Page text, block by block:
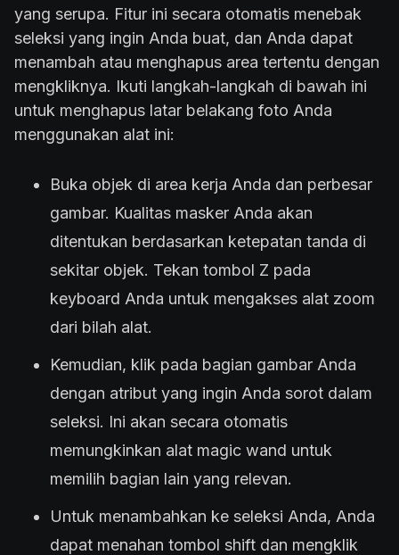
yang serupa. Fitur ini secara otomatis menebak
seleksi yang ingin Anda buat, dan Anda dapat
menambah atau menghapus area tertentu dengan
mengkliknya. Ikuti langkah-langkah di bawah ini
untuk menghapus latar belakang foto Anda
menggunakan alat ini:
Buka objek di area kerja Anda dan perbesar
gambar. Kualitas masker Anda akan
ditentukan berdasarkan ketepatan tanda di
sekitar objek. Tekan tombol Z pada
keyboard Anda untuk mengakses alat zoom
dari bilah alat.
Kemudian, klik pada bagian gambar Anda
dengan atribut yang ingin Anda sorot dalam
seleksi. Ini akan secara otomatis
memungkinkan alat magic wand untuk
memilih bagian lain yang relevan.
Untuk menambahkan ke seleksi Anda, Anda
dapat menahan tombol shift dan mengklik